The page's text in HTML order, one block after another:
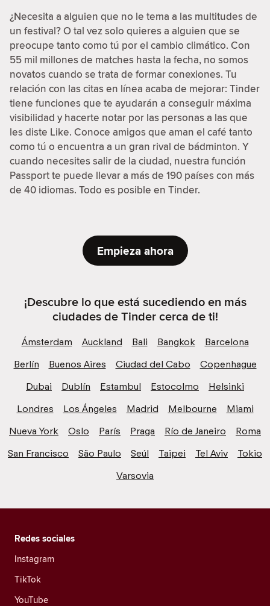
¿Necesita a alguien que no le tema a las multitudes de
un festival? O tal vez solo quieres a alguien que se
preocupe tanto como tú por el cambio climático. Con
55 mil millones de matches hasta la fecha, no somos
novatos cuando se trata de formar conexiones. Tu
relación con las citas en línea acaba de mejorar: Tinder
tiene funciones que te ayudarán a conseguir máxima
visibilidad y hacerte notar por las personas a las que
les diste Like. Conoce amigos que aman el café tanto
como tú o encuentra a un gran rival de bádminton. Y
cuando necesites salir de la ciudad, nuestra función
Passport te puede llevar a más de 190 países con más
de 40 idiomas. Todo es posible en Tinder.
Empieza ahora
¡Descubre lo que está sucediendo en más
ciudades de Tinder cerca de ti!
Ámsterdam Auckland Bali Bangkok
Barcelona
Berlín
Buenos Aires Ciudad del Cabo
Copenhague
Dubai
Dublín Estambul Estocolmo
Helsinki
Londres
Los Ángeles Madrid Melbourne
Miami
Nueva York
Oslo París Praga Río de Janeiro
Roma
San Francisco
São Paulo Seúl Taipei Tel Aviv
Tokio
Varsovia
Redes sociales
Instagram
TikTok
YouTube